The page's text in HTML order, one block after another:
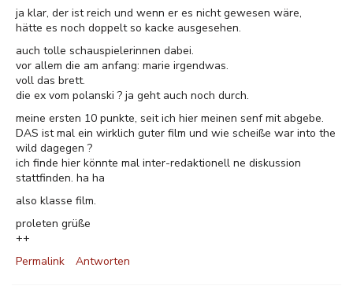
ja klar, der ist reich und wenn er es nicht gewesen wäre,
hätte es noch doppelt so kacke ausgesehen.
auch tolle schauspielerinnen dabei.
vor allem die am anfang: marie irgendwas.
voll das brett.
die ex vom polanski ? ja geht auch noch durch.
meine ersten 10 punkte, seit ich hier meinen senf mit abgebe.
DAS ist mal ein wirklich guter film und wie scheiße war into the
wild dagegen ?
ich finde hier könnte mal inter-redaktionell ne diskussion
stattfinden. ha ha
also klasse film.
proleten grüße
++
Permalink
Antworten